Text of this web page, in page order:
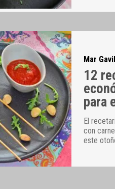
Mar
12
para
El
con
este